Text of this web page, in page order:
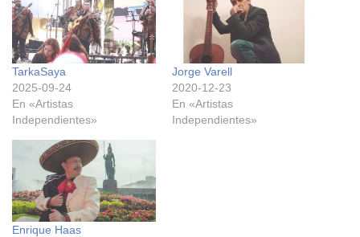
TarkaSaya
2025-09-24
En «Artistas
Independientes»
Jorge Varell
2020-12-23
En «Artistas
Independientes»
Enrique Haas